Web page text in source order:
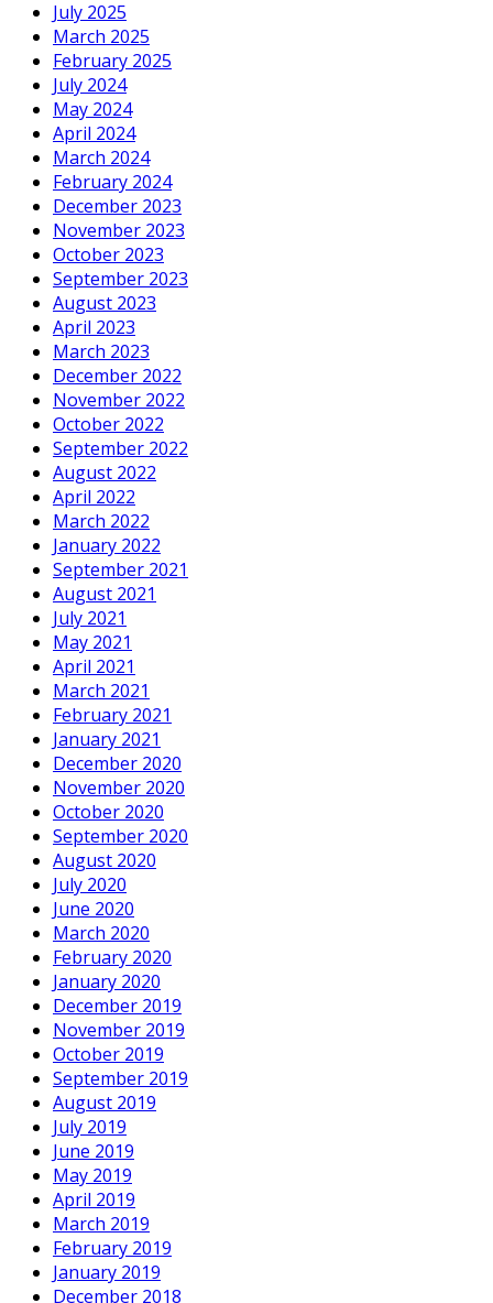
July 2025
March 2025
February 2025
July 2024
May 2024
April 2024
March 2024
February 2024
December 2023
November 2023
October 2023
September 2023
August 2023
April 2023
March 2023
December 2022
November 2022
October 2022
September 2022
August 2022
April 2022
March 2022
January 2022
September 2021
August 2021
July 2021
May 2021
April 2021
March 2021
February 2021
January 2021
December 2020
November 2020
October 2020
September 2020
August 2020
July 2020
June 2020
March 2020
February 2020
January 2020
December 2019
November 2019
October 2019
September 2019
August 2019
July 2019
June 2019
May 2019
April 2019
March 2019
February 2019
January 2019
December 2018